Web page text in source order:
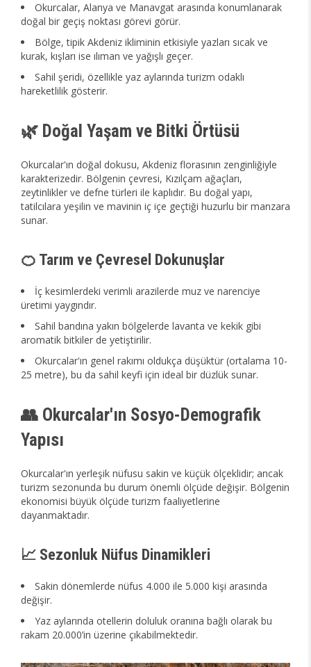
Okurcalar, Alanya ve Manavgat arasında konumlanarak
doğal bir geçiş noktası görevi görür.
Bölge, tipik Akdeniz ikliminin etkisiyle yazları sıcak ve
kurak, kışları ise ılıman ve yağışlı geçer.
Sahil şeridi, özellikle yaz aylarında turizm odaklı
hareketlilik gösterir.
🌿 Doğal Yaşam ve Bitki Örtüsü
Okurcalar'ın doğal dokusu, Akdeniz florasının zenginliğiyle
karakterizedir. Bölgenin çevresi, Kızılçam ağaçları,
zeytinlikler ve defne türleri ile kaplıdır. Bu doğal yapı,
tatilcılara yeşilin ve mavinin iç içe geçtiği huzurlu bir manzara
sunar.
🍊 Tarım ve Çevresel Dokunuşlar
İç kesimlerdeki verimli arazilerde muz ve narenciye
üretimi yaygındır.
Sahil bandına yakın bölgelerde lavanta ve kekik gibi
aromatik bitkiler de yetiştirilir.
Okurcalar'ın genel rakımı oldukça düşüktür (ortalama 10-
25 metre), bu da sahil keyfi için ideal bir düzlük sunar.
👥 Okurcalar'ın Sosyo-Demografik
Yapısı
Okurcalar'ın yerleşik nüfusu sakin ve küçük ölçeklidir; ancak
turizm sezonunda bu durum önemli ölçüde değişir. Bölgenin
ekonomisi büyük ölçüde turizm faaliyetlerine
dayanmaktadır.
📈 Sezonluk Nüfus Dinamikleri
Sakin dönemlerde nüfus 4.000 ile 5.000 kişi arasında
değişir.
Yaz aylarında otellerin doluluk oranına bağlı olarak bu
rakam 20.000’in üzerine çıkabilmektedir.